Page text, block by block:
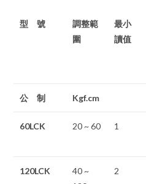
型 號
調整範
圍
最小
讀值
公 制 Kgf.cm
60LCK 20 ~ 60 1
120LCK
40 ~
2